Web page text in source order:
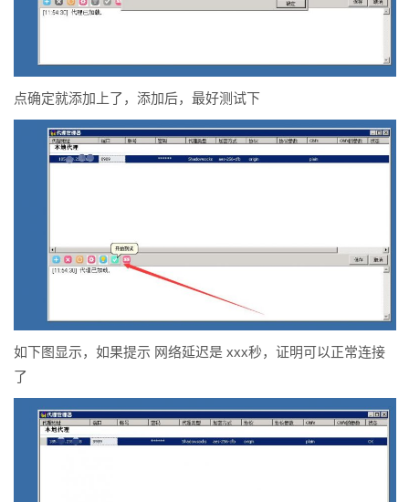
点确定就添加上了，添加后，最好测试下
如下图显示，如果提示 网络延迟是 xxx秒，证明可以正常连接
了